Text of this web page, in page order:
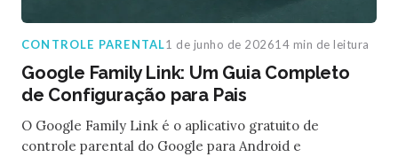
CONTROLE PARENTAL1 de junho de 202614 min de leitura
Google Family Link: Um Guia Completo
de Configuração para Pais
O Google Family Link é o aplicativo gratuito de
controle parental do Google para Android e